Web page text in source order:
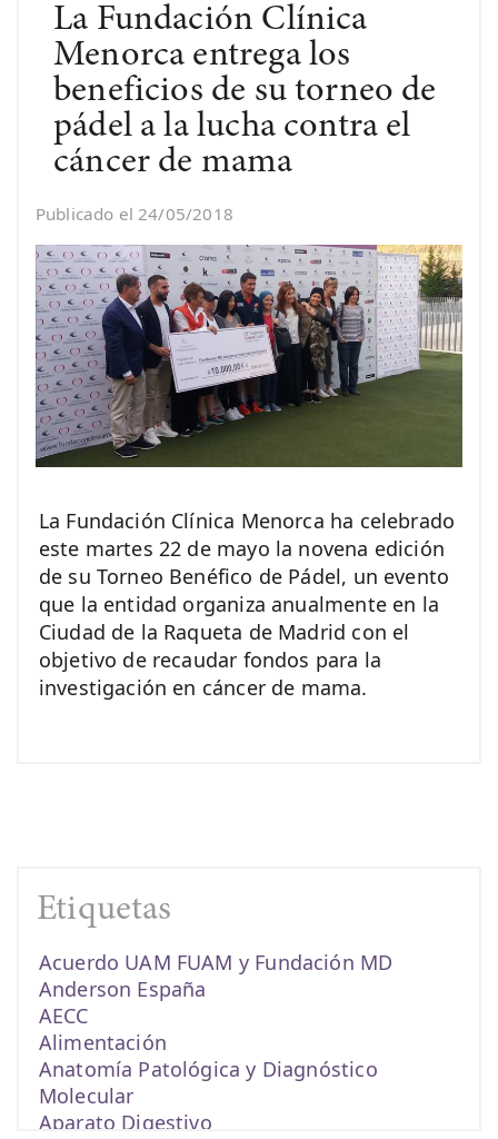
La Fundación Clínica
Menorca entrega los
beneficios de su torneo de
pádel a la lucha contra el
cáncer de mama
Publicado el 24/05/2018
La Fundación Clínica Menorca ha celebrado
este martes 22 de mayo la novena edición
de su Torneo Benéfico de Pádel, un evento
que la entidad organiza anualmente en la
Ciudad de la Raqueta de Madrid con el
objetivo de recaudar fondos para la
investigación en cáncer de mama.
Etiquetas
Acuerdo UAM FUAM y Fundación MD
Anderson España
AECC
Alimentación
Anatomía Patológica y Diagnóstico
Molecular
Aparato Digestivo